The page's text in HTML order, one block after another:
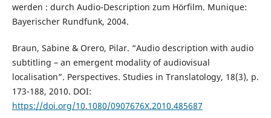
werden : durch Audio-Description zum Hörfilm. Munique:
Bayerischer Rundfunk, 2004.
Braun, Sabine & Orero, Pilar. “Audio description with audio
subtitling – an emergent modality of audiovisual
localisation”. Perspectives. Studies in Translatology, 18(3), p.
173-188, 2010. DOI:
https://doi.org/10.1080/0907676X.2010.485687